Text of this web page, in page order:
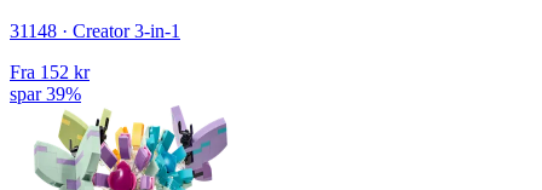
31148 · Creator 3-in-1
Fra 152 kr
spar 39%